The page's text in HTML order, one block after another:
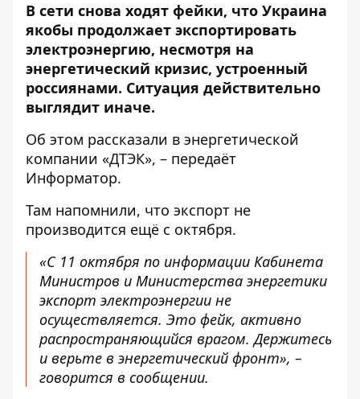
В сети снова ходят фейки, что Украина
якобы продолжает экспортировать
электроэнергию, несмотря на
энергетический кризис, устроенный
россиянами. Ситуация действительно
выглядит иначе.
Об этом рассказали в энергетической
компании «ДТЭК», – передаёт
Информатор.
Там напомнили, что экспорт не
производится ещё с октября.
«С 11 октября по информации Кабинета
Министров и Министерства энергетики
экспорт электроэнергии не
осуществляется. Это фейк, активно
распространяющийся врагом. Держитесь
и верьте в энергетический фронт», –
говорится в сообщении.